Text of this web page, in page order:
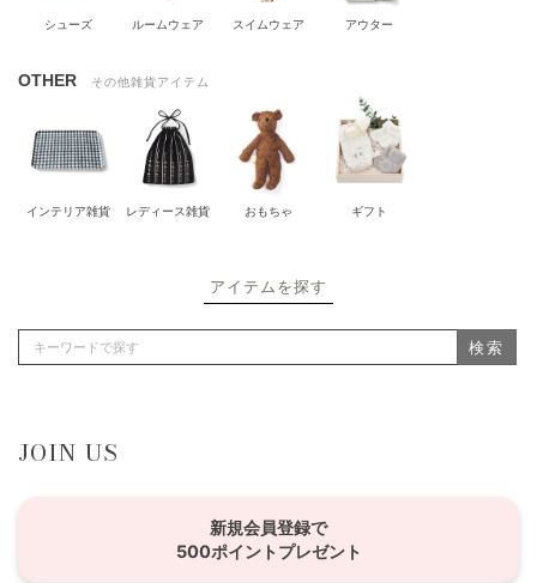
シューズ ルームウェア スイムウェア アウター
OTHER その他雑貨アイテム
インテリア雑貨 レディース雑貨 おもちゃ ギフト
アイテムを探す
検索
JOIN US
新規会員登録で
500ポイントプレゼント